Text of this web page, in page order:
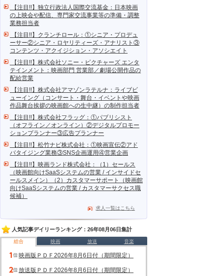
【注目!!】独立行政法人国際交流基金：日本映画
の上映会や配信、専門家交流事業等の準備・調整
業務担当者
【注目!!】クランチロール：①シニア・プロデュ
ーサー②シニア・ロヤリティーズ・アナリスト③
コンテンツ・アクイジション・アソシエイト
【注目!!】株式会社ソニー・ピクチャーズ エンタ
テインメント：映画部門 営業部／劇場公開作品の
配給営業
【注目!!】株式会社アマゾンラテルナ：ライブビ
ューイング（コンサート・舞台・イベントや映画
作品舞台挨拶の映画館への生中継）の制作担当者
【注目!!】株式会社フラッグ：①パブリシスト
（オフライン／オンライン）②デジタルプロモー
ションプランナー③広告プランナー
【注目!!】松竹ナビ株式会社：①映画宣伝②アド
バタイジング業務③SNS企画運用④営業企画
【注目!!】映画ランド株式会社：（1）セールス
（映画館向けSaaSシステムの営業 / インサイドセ
ールスメイン）（2）カスタマーサポート（映画館
向けSaaSシステムの営業 / カスタマーサクセス職
候補）
求人一覧はこちら
人気記事デイリーランキング：26年08月06日集計
総合 映画 放送 音楽
映画版ＰＤＦ2026年8月6日付（期間限定）
放送版ＰＤＦ2026年8月6日付（期間限定）